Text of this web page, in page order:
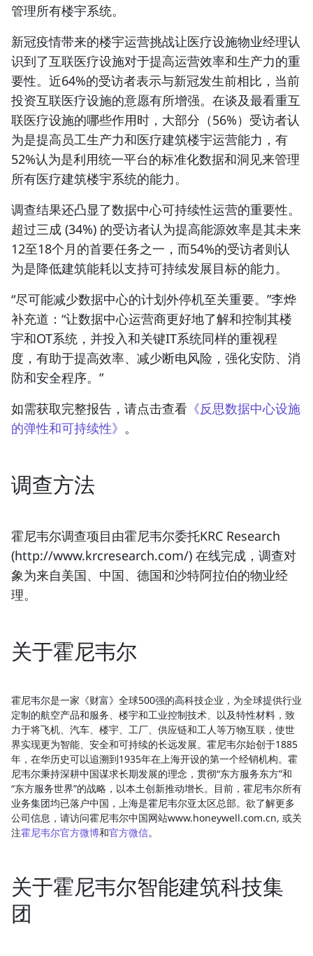
管理所有楼宇系统。
新冠疫情带来的楼宇运营挑战让医疗设施物业经理认
识到了互联医疗设施对于提高运营效率和生产力的重
要性。近64%的受访者表示与新冠发生前相比，当前
投资互联医疗设施的意愿有所增强。在谈及最看重互
联医疗设施的哪些作用时，大部分（56%）受访者认
为是提高员工生产力和医疗建筑楼宇运营能力，有
52%认为是利用统一平台的标准化数据和洞见来管理
所有医疗建筑楼宇系统的能力。
调查结果还凸显了数据中心可持续性运营的重要性。
超过三成 (34%) 的受访者认为提高能源效率是其未来
12至18个月的首要任务之一，而54%的受访者则认
为是降低建筑能耗以支持可持续发展目标的能力。
“尽可能减少数据中心的计划外停机至关重要。”李烨
补充道：“让数据中心运营商更好地了解和控制其楼
宇和OT系统，并投入和关键IT系统同样的重视程
度，有助于提高效率、减少断电风险，强化安防、消
防和安全程序。”
如需获取完整报告，请点击查看 《反思数据中心设施
的弹性和可持续性》 。
调查方法
霍尼韦尔调查项目由霍尼韦尔委托KRC Research
(http://www.krcresearch.com/) 在线完成，调查对
象为来自美国、中国、德国和沙特阿拉伯的物业经
理。
关于霍尼韦尔
霍尼韦尔是一家《财富》全球500强的高科技企业，为全球提供行业
定制的航空产品和服务、楼宇和工业控制技术、以及特性材料，致
力于将飞机、汽车、楼宇、工厂、供应链和工人等万物互联，使世
界实现更为智能、安全和可持续的长远发展。霍尼韦尔始创于1885
年，在华历史可以追溯到1935年在上海开设的第一个经销机构。霍
尼韦尔秉持深耕中国谋求长期发展的理念，贯彻“东方服务东方”和
“东方服务世界”的战略，以本土创新推动增长。目前，霍尼韦尔所有
业务集团均已落户中国，上海是霍尼韦尔亚太区总部。欲了解更多
公司信息，请访问霍尼韦尔中国网站www.honeywell.com.cn, 或关
注霍尼韦尔官方微博和官方微信。
关于霍尼韦尔智能建筑科技集
团